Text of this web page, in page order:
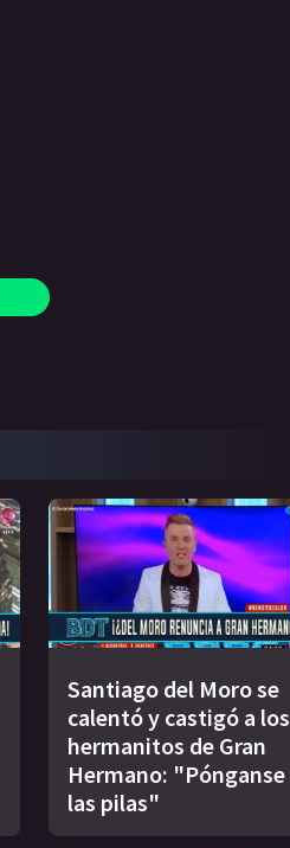
Santiago del Moro se
calentó y castigó a los
hermanitos de Gran
Hermano: "Pónganse
las pilas"